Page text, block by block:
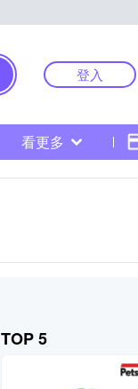
登入
看更多
TOP 5